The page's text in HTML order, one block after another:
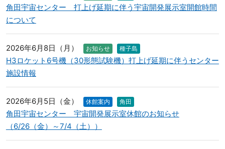
角田宇宙センター 打上げ延期に伴う宇宙開発展示室開館時間
について
2026年6月8日（月） お知らせ 種子島
H3ロケット6号機（30形態試験機）打上げ延期に伴うセンター
施設情報
2026年6月5日（金） 休館案内 角田
角田宇宙センター 宇宙開発展示室休館のお知らせ
（6/26（金）～7/4（土））